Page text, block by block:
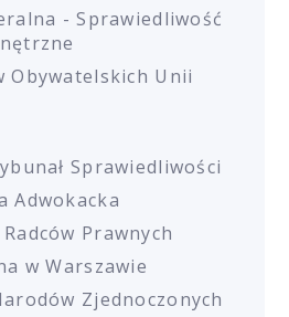
- Sprawiedliwość
Obywatelskich Unii
Sprawiedliwości
Adwokacka
Prawnych
w Warszawie
Zjednoczonych